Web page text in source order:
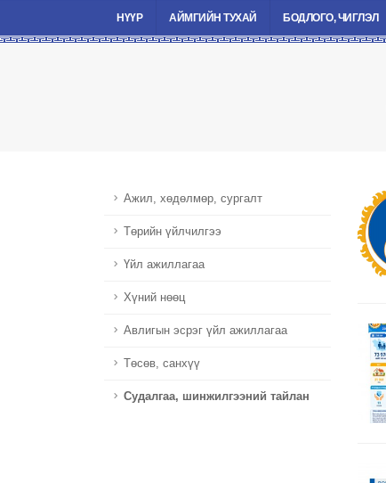
НҮҮР АЙМГИЙН ТУХАЙ БОДЛОГО, ЧИГЛЭЛ
Ажил, хөдөлмөр, сургалт
Төрийн үйлчилгээ
Үйл ажиллагаа
Хүний нөөц
Авлигын эсрэг үйл ажиллагаа
Төсөв, санхүү
Судалгаа, шинжилгээний тайлан